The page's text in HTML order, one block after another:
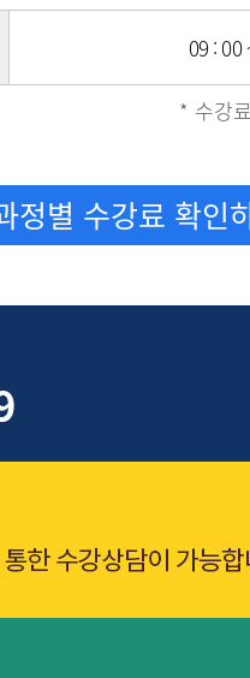
09 : 00
* 수강
정별 수강료 확인